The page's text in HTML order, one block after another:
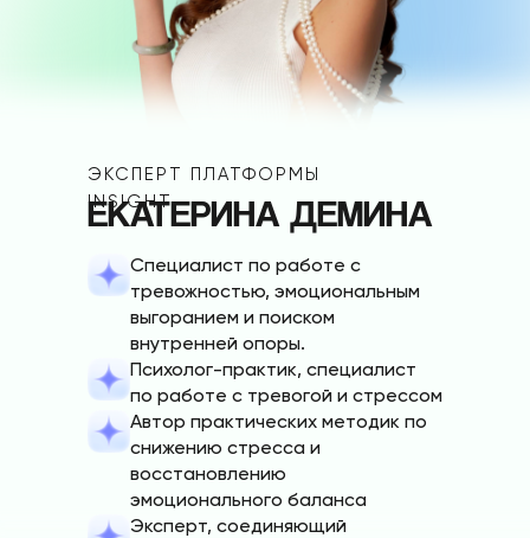
Специалист по работе с
тревожностью, эмоциональным
выгоранием и поиском
внутренней опоры.
Психолог-практик, специалист
по работе с тревогой и стрессом
Автор практических методик по
снижению стресса и
восстановлению
эмоционального баланса
Эксперт, соединяющий
ЕКАТЕРИНА ДЕМИНА
ЭКСПЕРТ ПЛАТФОРМЫ
INSIGHT